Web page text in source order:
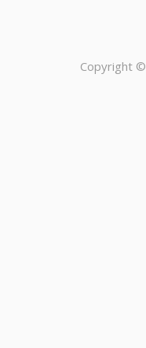
Copyright ©